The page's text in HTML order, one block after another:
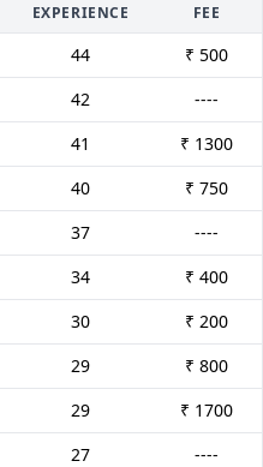
EXPERIENCE FEE
44
₹ 500
42
----
41
₹ 1300
40
₹ 750
37
----
34
₹ 400
30
₹ 200
29
₹ 800
29
₹ 1700
27 ----